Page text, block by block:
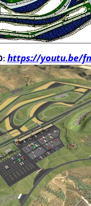
: https://youtu.be/